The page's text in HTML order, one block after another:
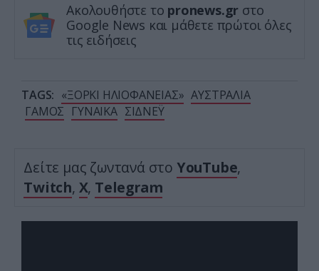
Ακολουθήστε το pronews.gr στο
Google News και μάθετε πρώτοι όλες
τις ειδήσεις
TAGS: «ΞΟΡΚΙ ΗΛΙΟΦΑΝΕΙΑΣ» ΑΥΣΤΡΑΛΙΑ
ΓΑΜΟΣ ΓΥΝΑΙΚΑ ΣΙΔΝΕΫ
Δείτε μας ζωντανά στο YouTube,
Twitch, X, Telegram